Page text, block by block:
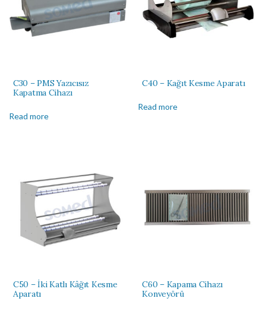
C30 – PMS Yazıcısız
Kapatma Cihazı
Read more
C40 – Kağıt Kesme Aparatı
Read more
C50 – İki Katlı Kâğıt Kesme
Aparatı
C60 – Kapama Cihazı
Konveyörü